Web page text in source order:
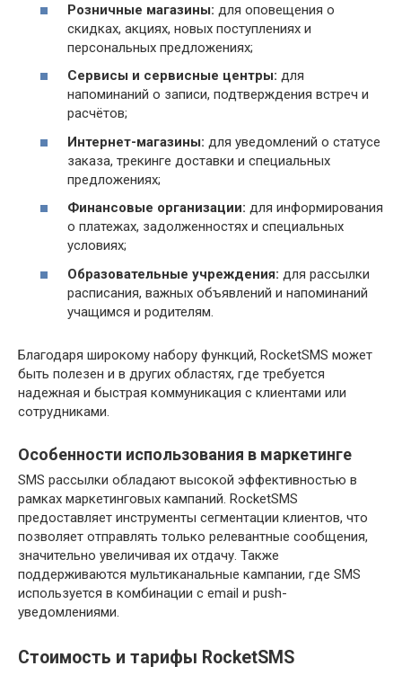
Розничные магазины: для оповещения о
скидках, акциях, новых поступлениях и
персональных предложениях;
Сервисы и сервисные центры: для
напоминаний о записи, подтверждения встреч и
расчётов;
Интернет-магазины: для уведомлений о статусе
заказа, трекинге доставки и специальных
предложениях;
Финансовые организации: для информирования
о платежах, задолженностях и специальных
условиях;
Образовательные учреждения: для рассылки
расписания, важных объявлений и напоминаний
учащимся и родителям.
Благодаря широкому набору функций, RocketSMS может
быть полезен и в других областях, где требуется
надежная и быстрая коммуникация с клиентами или
сотрудниками.
Особенности использования в маркетинге
SMS рассылки обладают высокой эффективностью в
рамках маркетинговых кампаний. RocketSMS
предоставляет инструменты сегментации клиентов, что
позволяет отправлять только релевантные сообщения,
значительно увеличивая их отдачу. Также
поддерживаются мультиканальные кампании, где SMS
используется в комбинации с email и push-
уведомлениями.
Стоимость и тарифы RocketSMS